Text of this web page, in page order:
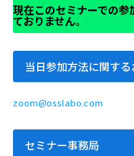
現在このセミナーでの
ておりません。
当日参加方法に関す
zoom@osslabo.com
セミナー事務局